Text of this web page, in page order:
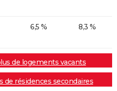
6,5 % 8,3 %
de logements vacants
de résidences secondaires